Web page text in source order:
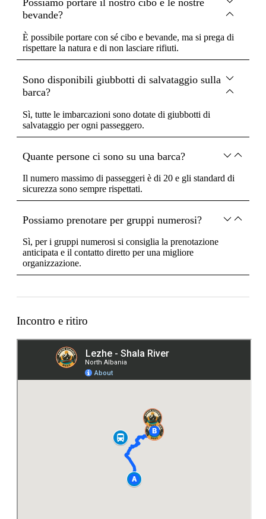
bevande?
È possibile portare con sé cibo e bevande, ma si prega di
rispettare la natura e di non lasciare rifiuti.
Sono disponibili giubbotti di salvataggio sulla
barca?
Sì, tutte le imbarcazioni sono dotate di giubbotti di
salvataggio per ogni passeggero.
Quante persone ci sono su una barca?
Il numero massimo di passeggeri è di 20 e gli standard di
sicurezza sono sempre rispettati.
Possiamo prenotare per gruppi numerosi?
Sì, per i gruppi numerosi si consiglia la prenotazione
anticipata e il contatto diretto per una migliore
organizzazione.
Incontro e ritiro